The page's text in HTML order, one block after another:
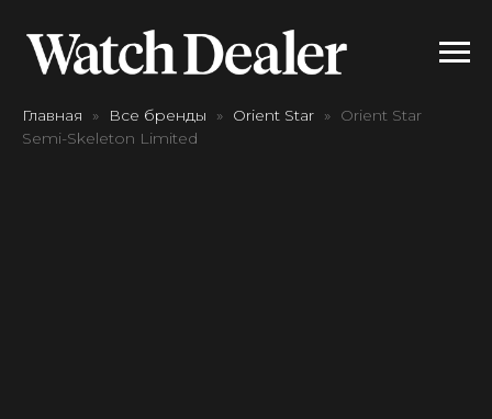
Главная Все бренды Orient Star
Orient Star
Semi-Skeleton Limited